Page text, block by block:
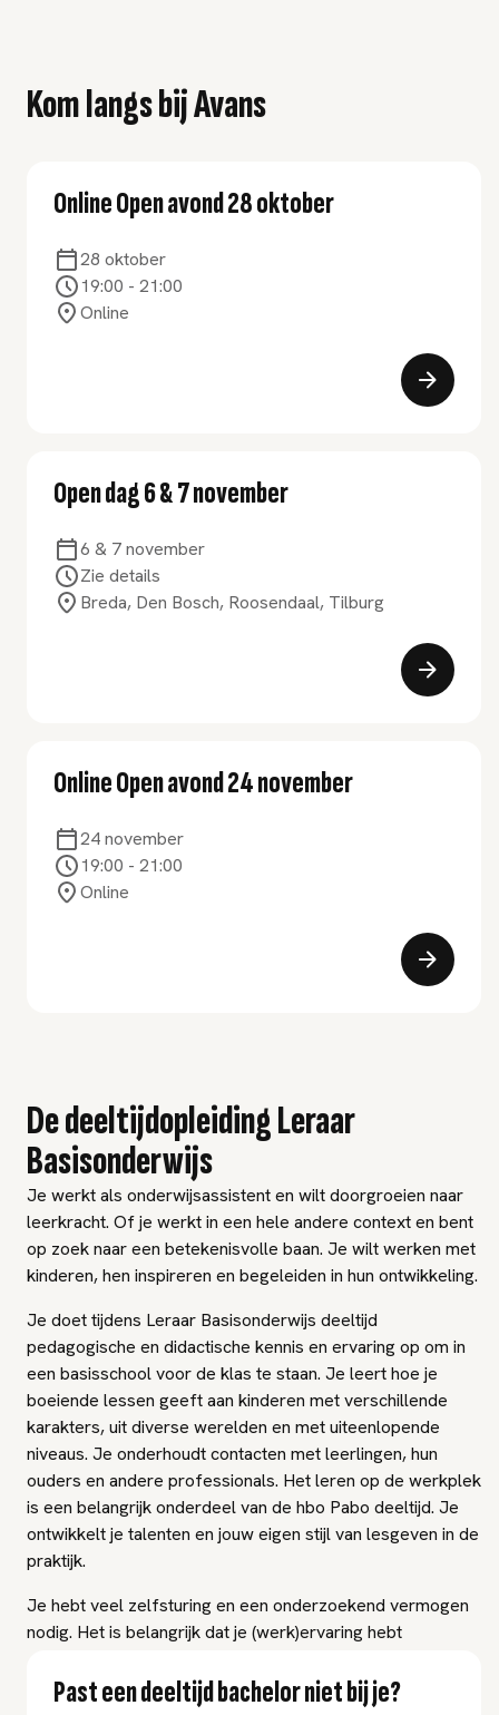
Kom langs bij Avans
Online Open avond 28 oktober
28 oktober
19:00 - 21:00
Online
Open dag 6 & 7 november
6 & 7 november
Zie details
Breda, Den Bosch, Roosendaal, Tilburg
Online Open avond 24 november
24 november
19:00 - 21:00
Online
De deeltijdopleiding Leraar
Basisonderwijs
Je werkt als onderwijsassistent en wilt doorgroeien naar
leerkracht. Of je werkt in een hele andere context en bent
op zoek naar een betekenisvolle baan. Je wilt werken met
kinderen, hen inspireren en begeleiden in hun ontwikkeling.
Je doet tijdens Leraar Basisonderwijs deeltijd
pedagogische en didactische kennis en ervaring op om in
een basisschool voor de klas te staan. Je leert hoe je
boeiende lessen geeft aan kinderen met verschillende
karakters, uit diverse werelden en met uiteenlopende
niveaus. Je onderhoudt contacten met leerlingen, hun
ouders en andere professionals. Het leren op de werkplek
is een belangrijk onderdeel van de hbo Pabo deeltijd. Je
ontwikkelt je talenten en jouw eigen stijl van lesgeven in de
praktijk.
Je hebt veel zelfsturing en een onderzoekend vermogen
nodig. Het is belangrijk dat je (werk)ervaring hebt
opleiding duurt 4 jaar, maar kun je eventueel versneld
Past een deeltijd bachelor niet bij je?